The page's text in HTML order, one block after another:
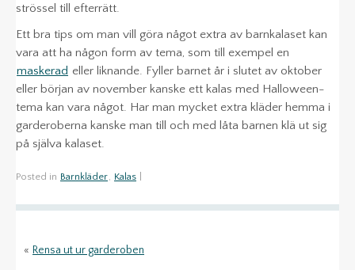
strössel till efterrätt.
Ett bra tips om man vill göra något extra av barnkalaset kan
vara att ha någon form av tema, som till exempel en
maskerad eller liknande. Fyller barnet år i slutet av oktober
eller början av november kanske ett kalas med Halloween-
tema kan vara något. Har man mycket extra kläder hemma i
garderoberna kanske man till och med låta barnen klä ut sig
på själva kalaset.
Posted in Barnkläder, Kalas
« Rensa ut ur garderoben